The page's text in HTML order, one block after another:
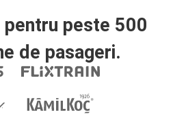
peste 500
de pasageri.